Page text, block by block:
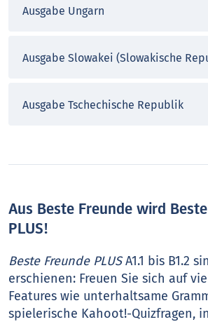
Ausgabe Ungarn
Ausgabe Slowakei (Slowakische
Ausgabe Tschechische Republik
Aus Beste Freunde wird
PLUS!
Beste Freunde PLUSA1.1 bis B1.2
erschienen: Freuen Sie sich auf
Features wie unterhaltsame
spielerische Kahoot!-Quizfragen,